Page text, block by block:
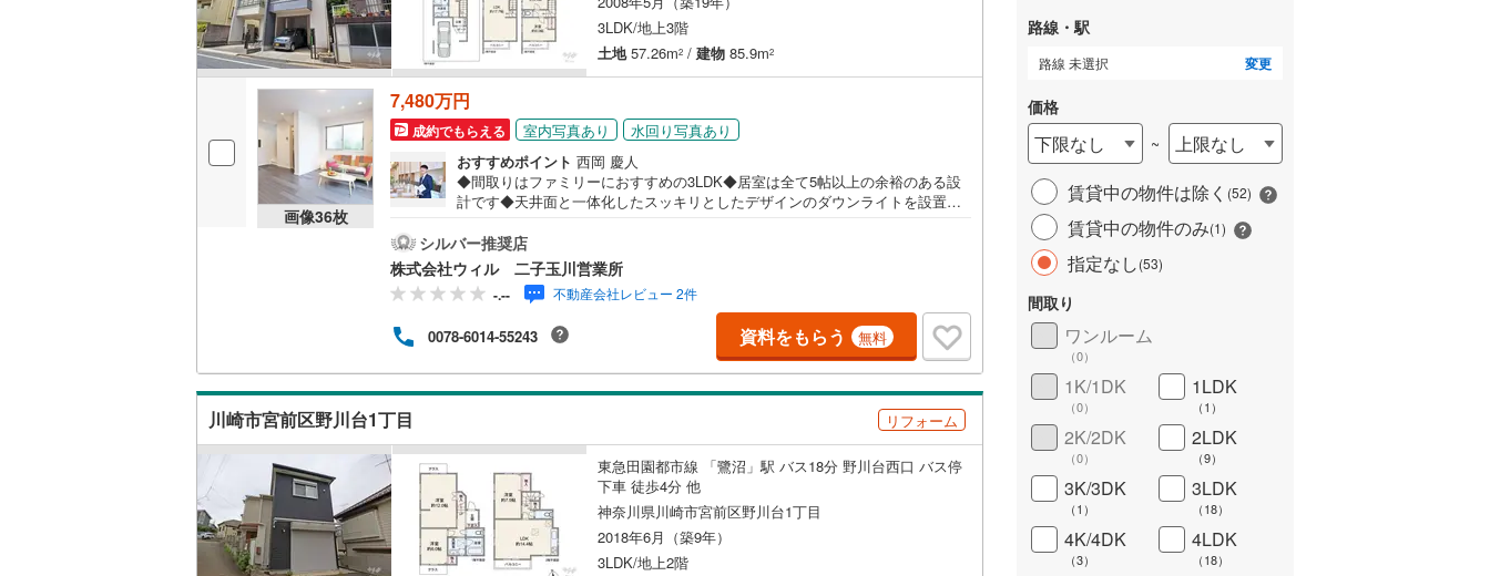
3LDK/地上3階
土地57.26m2 / 建物 85.9m2
画像36枚
7,480万円
成約でもらえる 室内写真あり
水回り写真あり
おすすめポイント 西岡 慶人
◆間取りはファミリーにおすすめの3LDK◆居室は全て5帖以上の余裕のある設
計です◆天井面と一体化したスッキリとしたデザインのダウンライトを設置◆
目が気になりにくい2階に設けられ、のんびりお過ごしいただけます◆来客を一
目で確認できるモニター付きインターホン付きで、防犯面も心強いですね◆ト
イレが2ヶ所あるので、朝の忙しい時間もスムーズに準備できます◆前面道路は
開放的な幅約5mで、お車の出し入れもスムーズ◆ビルトイン車庫で雨の日の乗
り降りもラクラク【営業時間 10:00～19:00】上記時間はお電話が繋がりやすく
なっております。ぜひお気軽にご連絡下さい！現地を見学される場合は「室
内・現地を見学する（無料）」ボタンよりご希望の日時をご記入いただけます
とスムーズにご案内が可能です。【ウィル不動産販売はここが強み】（1）住宅
ローンに精通しており、社内にローン専門部署があります！（2）施工実績多数
シルバー推奨店
株式会社ウィル 二子玉川営業所
-.-- 不動産会社レビュー 2件
0078-6014-55243 資料をもらう 無料
川崎市宮前区野川台1丁目 リフォーム
東急田園都市線 「鷺沼」駅 バス18分 野川台西口 バス停
下車 徒歩4分 他
神奈川県川崎市宮前区野川台1丁目
2018年6月（築9年）
3LDK/地上2階
路線・駅
路線 未選択 変更
価格
下限なし ~
上限なし
賃貸中の物件は除く (52)
賃貸中の物件のみ(1)
指定なし(53)
間取り
ワンルーム
（0）
1K/1DK
（0）
1LDK
（1 ）
2K/2DK
（0）
2LDK
（9）
3K/3DK
（1 ）
3LDK
（18）
4K/4DK
（3）
4LDK
（18）
篠ノ井線 (0) 大糸線（JR東日本） 京浜東北線
常磐線（各駅停車）
(0 埼京線( 総武線(0)
伊東線( 御殿場線
身延線(0) 飯田線 中央本線（JR東海） 0)
武豊線(0) 高山本線（JR東海）(0) 太多線 (0)
名松線(0)
参宮線 0 ) 東海道本線（JR西日本）
大糸線（JR西日本）(0) 小浜線(
越美北線(0) 七尾線(0) 城端線( 0)
関西本線（JR西日本） ( 0 )
大阪環状線 ( 0 )
桜島線
福知山線(0) 山陽本線（JR西日本） 0)
加古川線
) 播但線(0) 姫新線 (0
赤穂線(0 吉備線(0)
即入居可能（12）
浴室
浴室乾燥機あり（26）
収納
ウォークインクローゼット
（13）
構造・規模・施工・品質・工法関連
耐震、免震、制震構造
（
）
住宅性能評価付き（0） 長期優良住宅
オンライン対応